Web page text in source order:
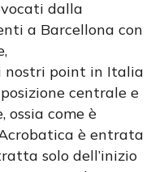
dalla
a Barcellona con
point in Italia
centrale e
ossia come è
è entrata
solo dell’inizio